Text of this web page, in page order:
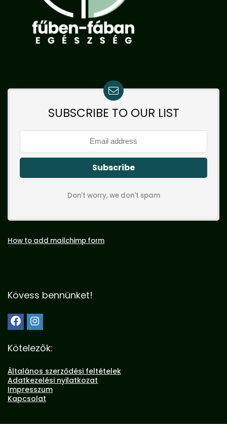
SUBSCRIBE TO OUR LIST
Don't worry, we don't spam
How to add mailchimp form
Kövess bennünket!
Kötelezők:
Általános szerződési feltételek
Adatkezelési nyilatkozat
Impresszum
Kapcsolat